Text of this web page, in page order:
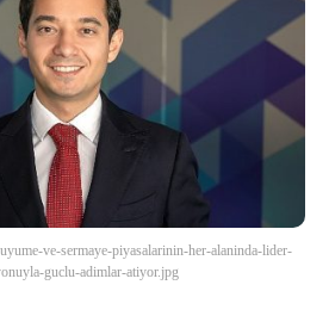
ve-sermaye-piyasalarinin-her-alaninda-lider-
guclu-adimlar-atiyor.jpg